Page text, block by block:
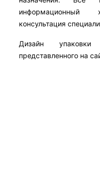
информационный
консультация
Дизайн
представленного на